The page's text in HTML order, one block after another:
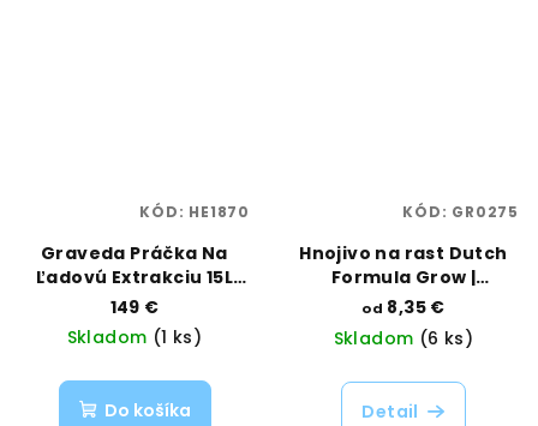
Graveda Práčka Na
Ľadovú Extrakciu 15L
230V | GRAVEDA |
VAPORAMA
149 €
Skladom (1 ks)
Do košíka
KÓD: HE1870
Hnojivo na rast Dutch
Formula Grow |
Advanced Hydroponics
| Vaporama
od 8,35 €
Skladom (6 ks)
Detail
KÓD: GR0275